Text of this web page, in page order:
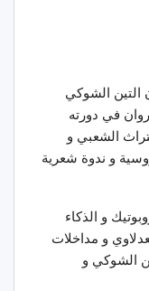
أكتوبر 2023 ،مهرجان التين الشوكي
في دورته
الشعبي و
و ندوة شعرية
و الذكاء
و مداخلات
الشوكي و